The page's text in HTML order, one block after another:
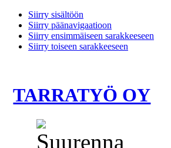
Siirry sisältöön
Siirry päänavigaatioon
Siirry ensimmäiseen sarakkeeseen
Siirry toiseen sarakkeeseen
TARRATYÖ OY